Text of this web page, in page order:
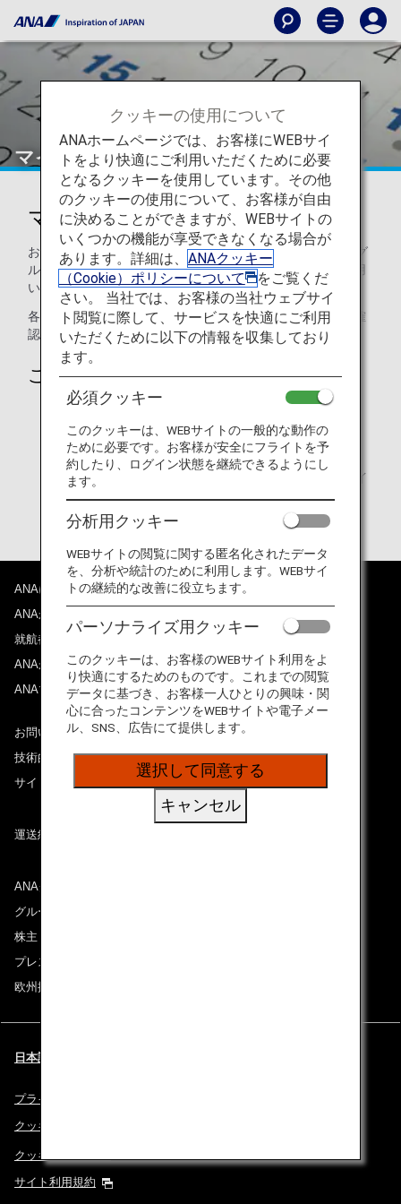
マイルの有効期限
マイルの有効期限
お客様の口座に積算されたすべてのマイルは、「1～4」のグ
ループに分かれ、グループごとに有効期限やマイルをご利用
いただける特典と各種お手続きが異なります。
各グループの違いは、「
マイル口座グループとは」よりご確
認ください。
ご注意
マイルの有効期限内に特典をご利用ください。
ANA「ダイヤモンドサービス」メンバー期間中は、マイ
ANAについて
ANAからのお知らせ
就航都市
ANAがお約束する体験
ANAマイレージクラブ
お問い合わせ
技術的なお問い合わせ（推奨環境）
サイトマップ
運送約款
ANAグループについて
グループ企業一覧
株主・投資家情報
プレスリリース
欧州採用情報
日本語 | Italy (都市と言語を選択してください)
プライバシーポリシー
クッキーポリシー
クッキー詳細設定
サイト利用規約
クッキーの使用について
ANAホームページでは、お客様にWEBサイ
トをより快適にご利用いただくために必要
となるクッキーを使用しています。その他
のクッキーの使用について、お客様が自由
に決めることができますが、WEBサイトの
いくつかの機能が享受できなくなる場合が
あります。詳細は、 ANAクッキー
（Cookie）ポリシーについて
をご覧くだ
さい。 当社では、お客様の当社ウェブサイ
ト閲覧に際して、サービスを快適にご利用
いただくために以下の情報を収集しており
ます。
必須クッキー
このクッキーは、WEBサイトの一般的な動作の
ために必要です。お客様が安全にフライトを予
約したり、ログイン状態を継続できるようにし
ます。
分析用クッキー
WEBサイトの閲覧に関する匿名化されたデータ
を、分析や統計のために利用します。WEBサイ
トの継続的な改善に役立ちます。
パーソナライズ用クッキー
このクッキーは、お客様のWEBサイト利用をよ
り快適にするためのものです。これまでの閲覧
データに基づき、お客様一人ひとりの興味・関
心に合ったコンテンツをWEBサイトや電子メー
ル、SNS、広告にて提供します。
選択して同意する
キャンセル